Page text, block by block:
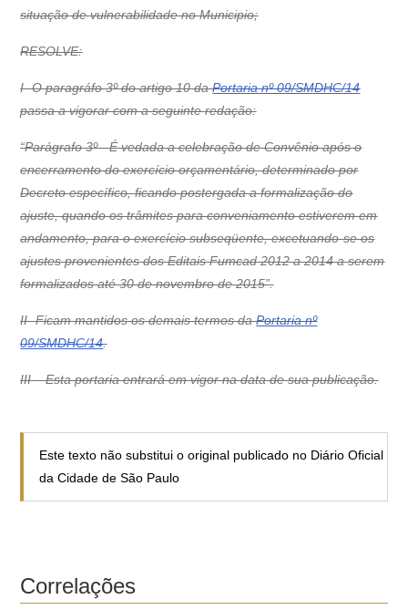
situação de vulnerabilidade no Municipio;
RESOLVE:
I- O paragráfo 3º do artigo 10 daPortaria nº 09/SMDHC/14
passa a vigorar com a seguinte redação:
“Parágrafo 3º - É vedada a celebração de Convênio após o
encerramento do exercício orçamentário, determinado por
Decreto específico, ficando postergada a formalização do
ajuste, quando os trâmites para conveniamento estiverem em
andamento, para o exercício subseqüente, excetuando-se os
ajustes provenientes dos Editais Fumcad 2012 a 2014 a serem
formalizados até 30 de novembro de 2015”.
II- Ficam mantidos os demais termos daPortaria nº
09/SMDHC/14.
III – Esta portaria entrará em vigor na data de sua publicação.
Este texto não substitui o original publicado no Diário Oficial
da Cidade de São Paulo
Correlações